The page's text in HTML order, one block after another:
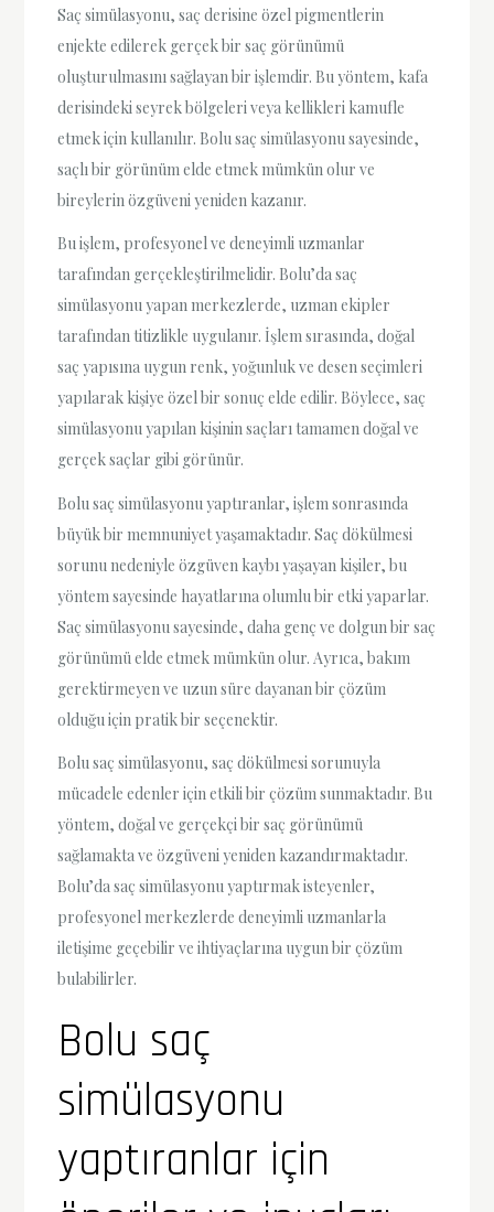
Saç simülasyonu, saç derisine özel pigmentlerin
enjekte edilerek gerçek bir saç görünümü
oluşturulmasını sağlayan bir işlemdir. Bu yöntem, kafa
derisindeki seyrek bölgeleri veya kellikleri kamufle
etmek için kullanılır. Bolu saç simülasyonu sayesinde,
saçlı bir görünüm elde etmek mümkün olur ve
bireylerin özgüveni yeniden kazanır.
Bu işlem, profesyonel ve deneyimli uzmanlar
tarafından gerçekleştirilmelidir. Bolu’da saç
simülasyonu yapan merkezlerde, uzman ekipler
tarafından titizlikle uygulanır. İşlem sırasında, doğal
saç yapısına uygun renk, yoğunluk ve desen seçimleri
yapılarak kişiye özel bir sonuç elde edilir. Böylece, saç
simülasyonu yapılan kişinin saçları tamamen doğal ve
gerçek saçlar gibi görünür.
Bolu saç simülasyonu yaptıranlar, işlem sonrasında
büyük bir memnuniyet yaşamaktadır. Saç dökülmesi
sorunu nedeniyle özgüven kaybı yaşayan kişiler, bu
yöntem sayesinde hayatlarına olumlu bir etki yaparlar.
Saç simülasyonu sayesinde, daha genç ve dolgun bir saç
görünümü elde etmek mümkün olur. Ayrıca, bakım
gerektirmeyen ve uzun süre dayanan bir çözüm
olduğu için pratik bir seçenektir.
Bolu saç simülasyonu, saç dökülmesi sorunuyla
mücadele edenler için etkili bir çözüm sunmaktadır. Bu
yöntem, doğal ve gerçekçi bir saç görünümü
sağlamakta ve özgüveni yeniden kazandırmaktadır.
Bolu’da saç simülasyonu yaptırmak isteyenler,
profesyonel merkezlerde deneyimli uzmanlarla
iletişime geçebilir ve ihtiyaçlarına uygun bir çözüm
bulabilirler.
Bolu saç
simülasyonu
yaptıranlar için